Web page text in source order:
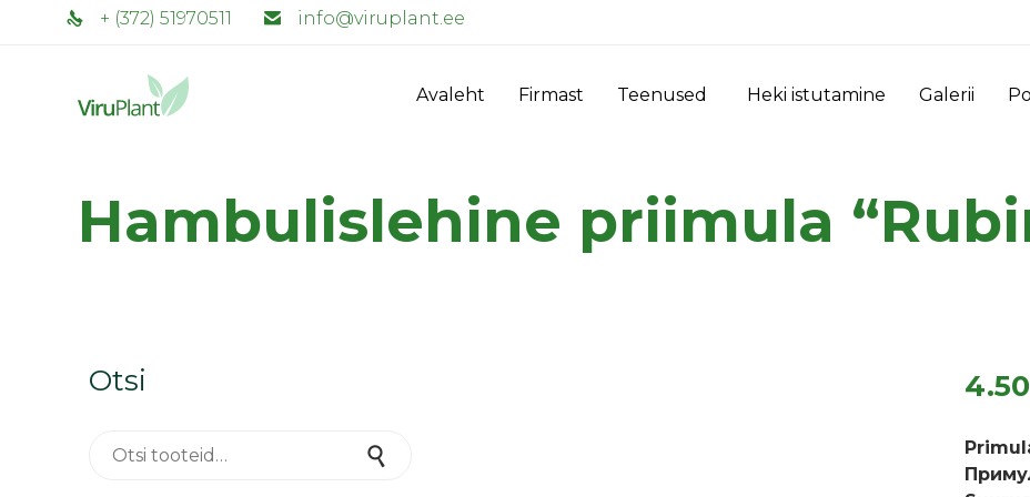
+ (372) 51970511 info@viruplant.ee
Avaleht Firmast Teenused Heki istutamine Galerii
Hambulislehine priimula
Otsi